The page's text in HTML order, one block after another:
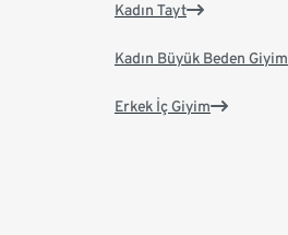
Kadın Tayt
Kadın Büyük Beden Giyim
Erkek İç Giyim